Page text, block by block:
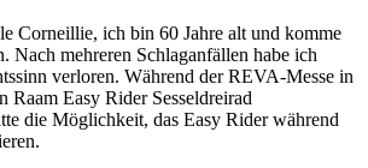
Corneillie, ich bin 60 Jahre alt und komme
Nach mehreren Schlaganfällen habe ich
verloren. Während der REVA-Messe in
Raam Easy Rider Sesseldreirad
die Möglichkeit, das Easy Rider während